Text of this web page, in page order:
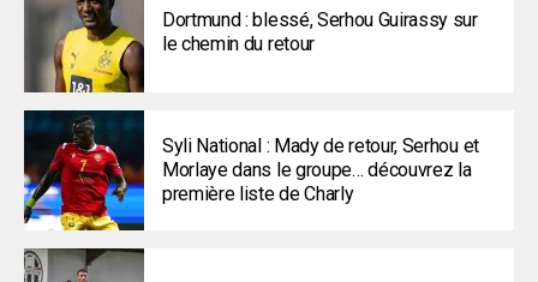
Dortmund : blessé, Serhou Guirassy sur
le chemin du retour
Syli National : Mady de retour, Serhou et
Morlaye dans le groupe… découvrez la
première liste de Charly